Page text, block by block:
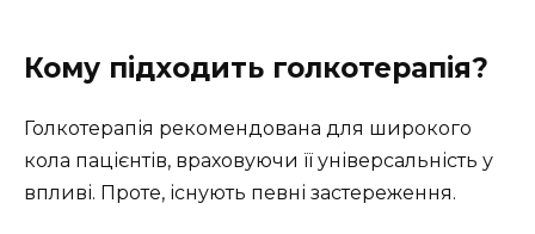
Кому підходить голкотерапія?
Голкотерапія рекомендована для широкого
кола пацієнтів, враховуючи її універсальність у
впливі. Проте, існують певні застереження.